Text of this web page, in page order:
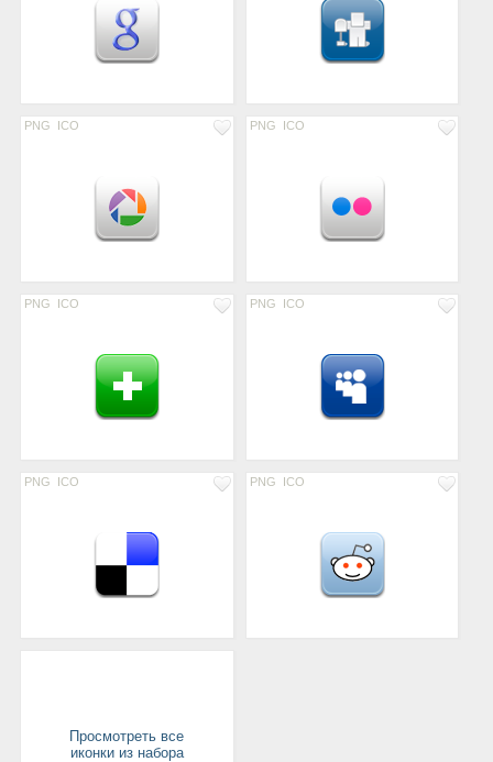
PNG ICO PNG ICO
PNG ICO PNG ICO
PNG ICO PNG ICO
Просмотреть все
иконки из набора